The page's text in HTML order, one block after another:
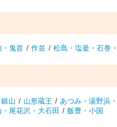
・鬼首 / 作並 / 松島・塩釜・石巻
銀山 / 山形蔵王 / あつみ・湯野浜
・尾花沢・大石田 / 飯豊・小国